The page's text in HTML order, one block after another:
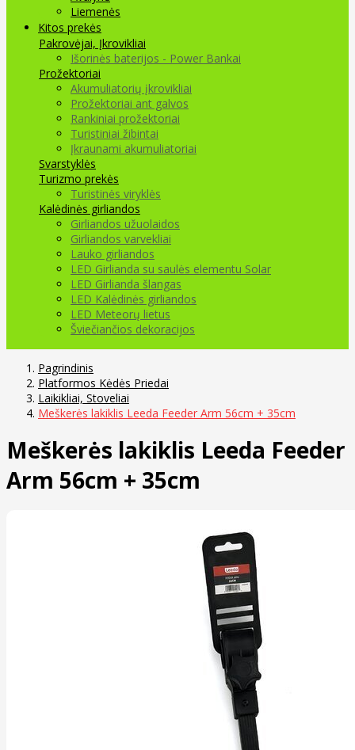
Liemenės
Kitos prekės
Pakrovėjai, Įkrovikliai
Išorinės baterijos - Power Bankai
Prožektoriai
Akumuliatorių įkrovikliai
Prožektoriai ant galvos
Rankiniai prožektoriai
Turistiniai žibintai
Įkraunami akumuliatoriai
Svarstyklės
Turizmo prekės
Turistinės viryklės
Kalėdinės girliandos
Girliandos užuolaidos
Girliandos varvekliai
Lauko girliandos
LED Girlianda su saulės elementu Solar
LED Girlianda šlangas
LED Kalėdinės girliandos
LED Meteorų lietus
Šviečiančios dekoracijos
Pagrindinis
Platformos Kėdės Priedai
Laikikliai, Stoveliai
Meškerės lakiklis Leeda Feeder Arm 56cm + 35cm
Meškerės lakiklis Leeda Feeder
Arm 56cm + 35cm